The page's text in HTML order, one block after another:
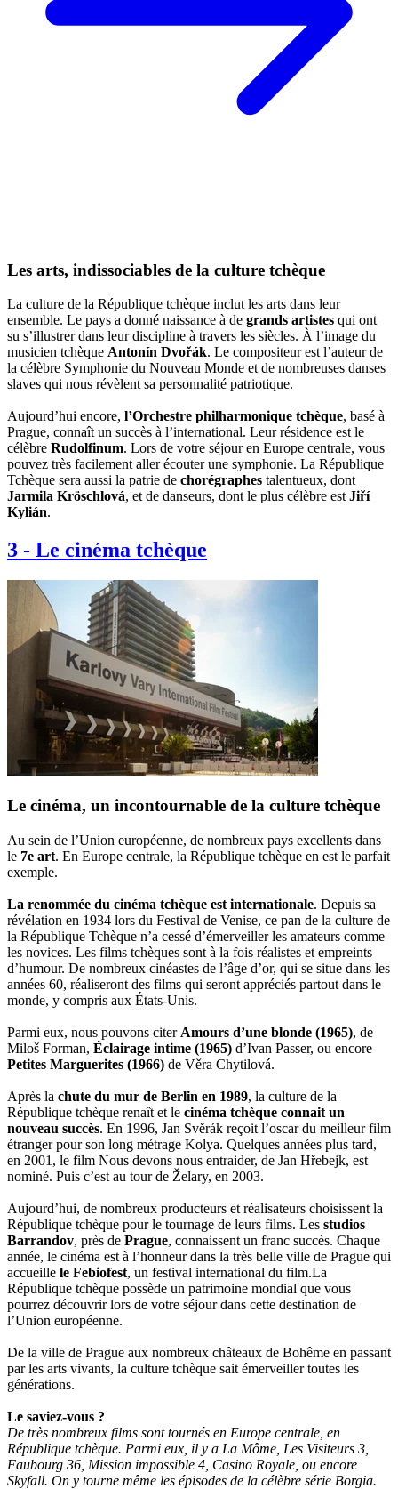
Les arts, indissociables de la culture tchèque
La culture de la République tchèque inclut les arts dans leur
ensemble. Le pays a donné naissance à de grands artistes qui ont
su s’illustrer dans leur discipline à travers les siècles. À l’image du
musicien tchèque Antonín Dvořák. Le compositeur est l’auteur de
la célèbre Symphonie du Nouveau Monde et de nombreuses danses
slaves qui nous révèlent sa personnalité patriotique.
Aujourd’hui encore, l’Orchestre philharmonique tchèque, basé à
Prague, connaît un succès à l’international. Leur résidence est le
célèbre Rudolfinum. Lors de votre séjour en Europe centrale, vous
pouvez très facilement aller écouter une symphonie. La République
Tchèque sera aussi la patrie de chorégraphes talentueux, dont
Jarmila Kröschlová, et de danseurs, dont le plus célèbre est Jiří
Kylián.
3 - Le cinéma tchèque
Le cinéma, un incontournable de la culture tchèque
Au sein de l’Union européenne, de nombreux pays excellents dans
le 7e art. En Europe centrale, la République tchèque en est le parfait
exemple.
La renommée du cinéma tchèque est internationale. Depuis sa
révélation en 1934 lors du Festival de Venise, ce pan de la culture de
la République Tchèque n’a cessé d’émerveiller les amateurs comme
les novices. Les films tchèques sont à la fois réalistes et empreints
d’humour. De nombreux cinéastes de l’âge d’or, qui se situe dans les
années 60, réaliseront des films qui seront appréciés partout dans le
monde, y compris aux États-Unis.
Parmi eux, nous pouvons citer Amours d’une blonde (1965), de
Miloš Forman, Éclairage intime (1965) d’Ivan Passer, ou encore
Petites Marguerites (1966) de Věra Chytilová.
Après la chute du mur de Berlin en 1989, la culture de la
République tchèque renaît et le cinéma tchèque connait un
nouveau succès. En 1996, Jan Svěrák reçoit l’oscar du meilleur film
étranger pour son long métrage Kolya. Quelques années plus tard,
en 2001, le film Nous devons nous entraider, de Jan Hřebejk, est
nominé. Puis c’est au tour de Želary, en 2003.
Aujourd’hui, de nombreux producteurs et réalisateurs choisissent la
République tchèque pour le tournage de leurs films. Les studios
Barrandov, près de Prague, connaissent un franc succès. Chaque
année, le cinéma est à l’honneur dans la très belle ville de Prague qui
accueille le Febiofest, un festival international du film.La
République tchèque possède un patrimoine mondial que vous
pourrez découvrir lors de votre séjour dans cette destination de
l’Union européenne.
De la ville de Prague aux nombreux châteaux de Bohême en passant
par les arts vivants, la culture tchèque sait émerveiller toutes les
générations.
Le saviez-vous ?
De très nombreux films sont tournés en Europe centrale, en
République tchèque. Parmi eux, il y a La Môme, Les Visiteurs 3,
Faubourg 36, Mission impossible 4, Casino Royale, ou encore
Skyfall. On y tourne même les épisodes de la célèbre série Borgia.